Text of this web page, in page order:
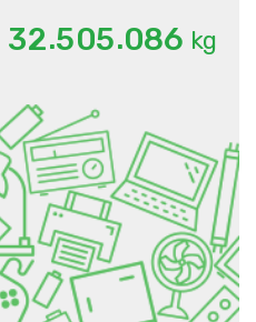
32.505.086 kg